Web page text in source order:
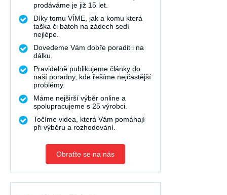
prodáváme je již 15 let.
Díky tomu VÍME, jak a komu která
taška či batoh na zádech sedí
nejlépe.
Dovedeme Vám dobře poradit i na
dálku.
Pravidelně publikujeme články do
naší poradny, kde řešíme nejčastější
problémy.
Máme nejširší výběr online a
spolupracujeme s 25 výrobci.
Točíme videa, která Vám pomáhají
při výběru a rozhodování.
Obraťte se na nás